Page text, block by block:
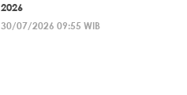
2026
30/07/2026 09:55 WIB